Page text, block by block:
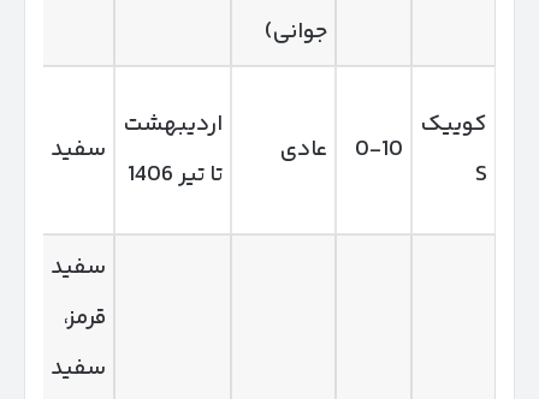
جوانی)
کوییک
S
10‑0 عادی
اردیبهشت
تا تیر 1406
سفید
سفید
قرمز،
سفید